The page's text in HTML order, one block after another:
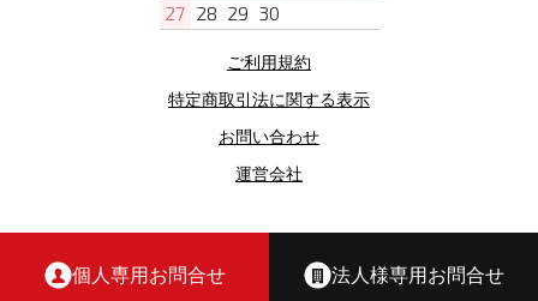
27 28 29 30
ご利用規約
特定商取引法に関する表示
お問い合わせ
運営会社
個人専用お問合せ 法人様専用お問合せ